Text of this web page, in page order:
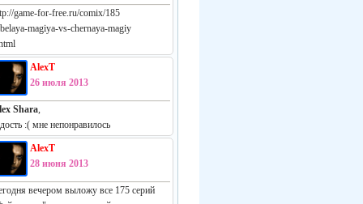
game-for-free.ru/comix/185
magiya-vs-chernaya-magiy
AlexT
26 июля 2013
Shara,
:( мне непонравилось
AlexT
28 июня 2013
вечером выложу все 175 серий